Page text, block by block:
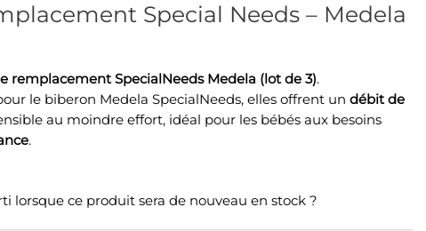
Special Needs – Medela
remplacement SpecialNeeds Medela (lot de 3).
le biberon Medela SpecialNeeds, elles offrent un débit de
au moindre effort, idéal pour les bébés aux besoins
.
lorsque ce produit sera de nouveau en stock ?